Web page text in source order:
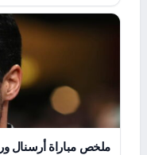
ملخص مباراة أرسنال